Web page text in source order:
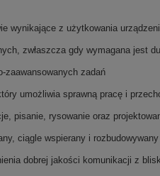
wynikające z użytkowania
zwłaszcza gdy wymagana jest
zaawansowanych zadań
umożliwia sprawną pracę i
pisanie, rysowanie oraz
ciągle wspierany i
dobrej jakości komunikacji z